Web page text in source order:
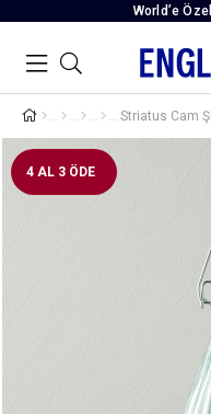
World’e
Striatus Cam
4 AL 3 ÖDE